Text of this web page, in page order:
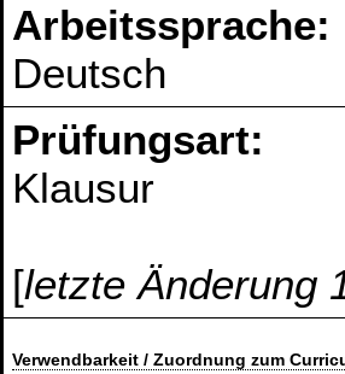
Arbeitssprache:
Deutsch
Prüfungsart:
Klausur
[letzte Änderung
Verwendbarkeit / Zuordnung zum